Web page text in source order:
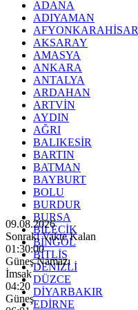
ADANA
ADIYAMAN
AFYONKARAHİSAR
AKSARAY
AMASYA
ANKARA
ANTALYA
ARDAHAN
ARTVİN
AYDIN
AĞRI
BALIKESİR
BARTIN
BATMAN
BAYBURT
BOLU
BURDUR
BURSA
BİLECİK
BİNGÖL
BİTLİS
DENİZLİ
DÜZCE
DİYARBAKIR
EDİRNE
09.08.2026
Sonraki Vakte Kalan
01:29:58
Güneş Namazı
İmsak
04:20
Güneş